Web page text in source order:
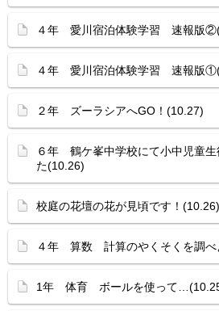
４年 愛川宿泊体験学習 速報版
４年 愛川宿泊体験学習 速報版
２年 ズーラシアへGO！(10.27)
６年 鶴ケ峯中学校にて小中児童生
た(10.26)
校庭の花壇の花が見頃です！(10.26)
４年 算数 計算のやくそくを調べ
1年 体育 ボールを使って